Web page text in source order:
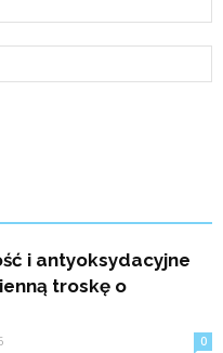
i antyoksydacyjne
troskę o
0